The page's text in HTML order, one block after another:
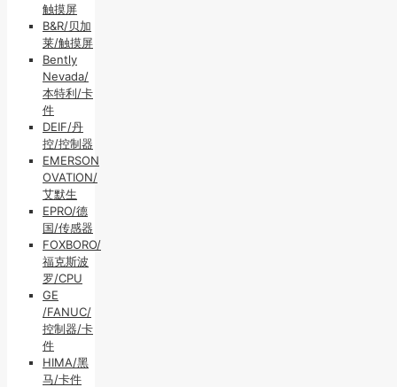
触摸屏
B&R/贝加
莱/触摸屏
Bently
Nevada/
本特利/卡
件
DEIF/丹
控/控制器
EMERSON
OVATION/
艾默生
EPRO/德
国/传感器
FOXBORO/
福克斯波
罗/CPU
GE
/FANUC/
控制器/卡
件
HIMA/黑
马/卡件